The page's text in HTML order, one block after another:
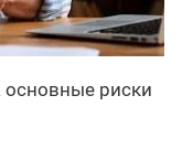
основные риски